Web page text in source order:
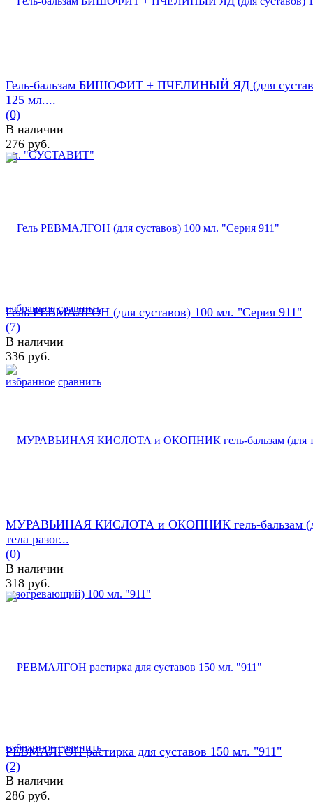
избранное сравнить
Гель-бальзам БИШОФИТ + ПЧЕЛИНЫЙ ЯД (для
125 мл....
(0)
В наличии
276 руб.
избранное сравнить
Гель РЕВМАЛГОН (для суставов) 100 мл. "Серия 911"
(7)
В наличии
336 руб.
избранное сравнить
МУРАВЬИНАЯ КИСЛОТА и ОКОПНИК гель-бальзам
тела разог...
(0)
В наличии
318 руб.
РЕВМАЛГОН растирка для суставов 150 мл. "911"
(2)
В наличии
286 руб.